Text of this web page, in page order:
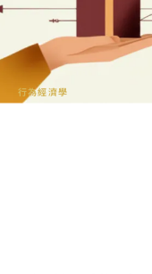
行為經濟學